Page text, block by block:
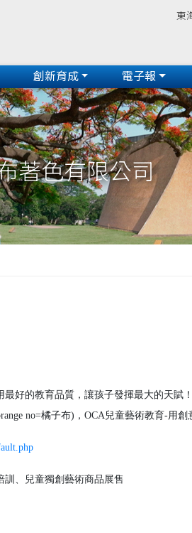
東
創新育成 電子報
著色有限公司
最好的教育品質，讓孩子發揮最大的天賦
no=橘子布)，OCA兒童藝術教育-用創
訓、兒童獨創藝術商品展售